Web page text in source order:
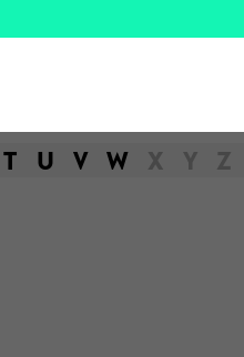
T U V W X Y Z